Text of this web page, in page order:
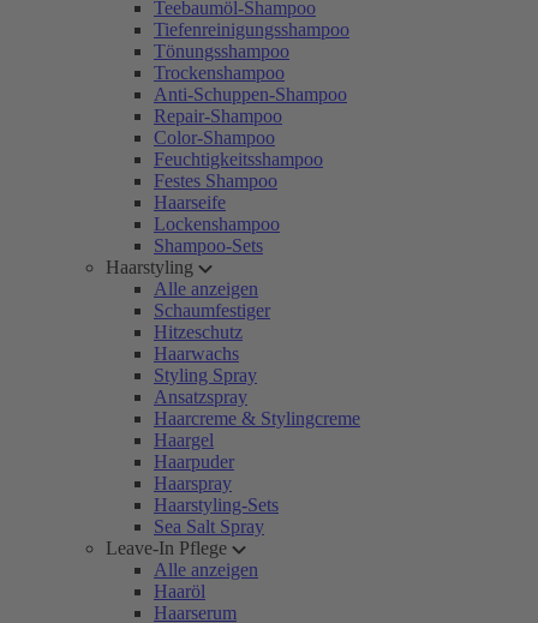
Teebaumöl-Shampoo
Tiefenreinigungsshampoo
Tönungsshampoo
Trockenshampoo
Anti-Schuppen-Shampoo
Repair-Shampoo
Color-Shampoo
Feuchtigkeitsshampoo
Festes Shampoo
Haarseife
Lockenshampoo
Shampoo-Sets
Haarstyling
Alle anzeigen
Schaumfestiger
Hitzeschutz
Haarwachs
Styling Spray
Ansatzspray
Haarcreme & Stylingcreme
Haargel
Haarpuder
Haarspray
Haarstyling-Sets
Sea Salt Spray
Leave-In Pflege
Alle anzeigen
Haaröl
Haarserum